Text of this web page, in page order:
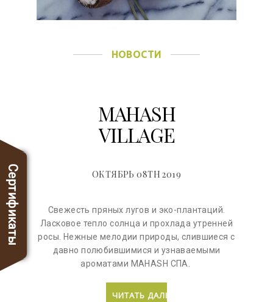
НОВОСТИ
MAHASH
VILLAGE
ОКТЯБРЬ 08TH 2019
Свежесть пряных лугов и эко-плантаций.
Ласковое тепло солнца и прохлада утренней
росы. Нежные мелодии природы, слившиеся с
давно полюбившимися и узнаваемыми
ароматами MAHASH СПА.
ЧИТАТЬ ДАЛЬШЕ
Сертификаты